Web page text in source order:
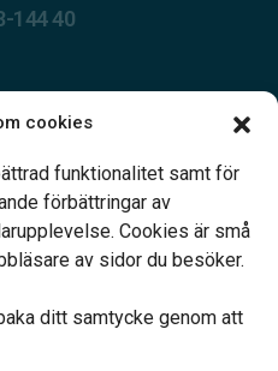
cookies
funktionalitet samt för
förbättringar av
Cookies är små
av sidor du besöker.
ditt samtycke genom att
144 40
med familjejuridiken –